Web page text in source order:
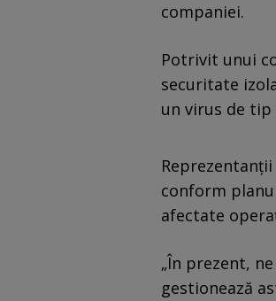
companiei.
Potrivit unui
securitate
un virus de tip
conform
afectate
„În prezent,
gestionează